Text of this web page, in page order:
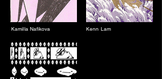
Kamilla Nafikova Kenn Lam